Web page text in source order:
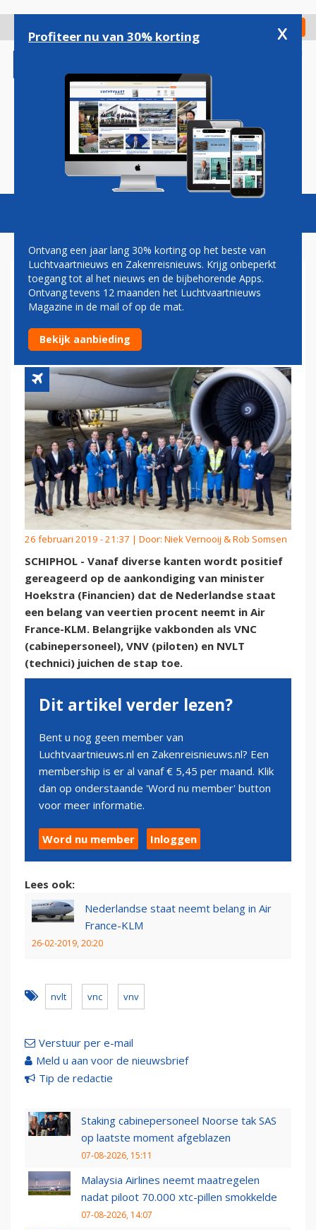
gaan
Check in
Magazine Podcasts Vacatures
POSITIEVE REACTIES OP
AANDEEL NEDERLANDSE
STAAT IN AIR FRANCE-KLM
26 februari 2019 - 21:37 | Door: Niek Vernooij & Rob Somsen
SCHIPHOL - Vanaf diverse kanten wordt positief
gereageerd op de aankondiging van minister
Hoekstra (Financien) dat de Nederlandse staat
een belang van veertien procent neemt in Air
France-KLM. Belangrijke vakbonden als VNC
(cabinepersoneel), VNV (piloten) en NVLT
(technici) juichen de stap toe.
Dit artikel verder lezen?
Bent u nog geen member van
Luchtvaartnieuws.nl en Zakenreisnieuws.nl? Een
membership is er al vanaf € 5,45 per maand. Klik
dan op onderstaande 'Word nu member' button
voor meer informatie.
Word nu member Inloggen
Lees ook:
Nederlandse staat neemt belang in Air
France-KLM
26-02-2019, 20:20
nvlt vnc vnv
Verstuur per e-mail
Meld u aan voor de nieuwsbrief
Tip de redactie
Staking cabinepersoneel Noorse tak SAS
op laatste moment afgeblazen
07-08-2026, 15:11
Malaysia Airlines neemt maatregelen
nadat piloot 70.000 xtc-pillen smokkelde
07-08-2026, 14:07
Profiteer nu van 30% korting x
Ontvang een jaar lang 30% korting op het beste van
Luchtvaartnieuws en Zakenreisnieuws. Krijg onbeperkt
toegang tot al het nieuws en de bijbehorende Apps.
Ontvang tevens 12 maanden het Luchtvaartnieuws
Magazine in de mail of op de mat.
Bekijk aanbieding